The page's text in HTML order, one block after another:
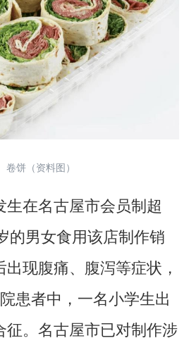
饼（资料图）
在名古屋市会员制超
的男女食用该店制作销
现腹痛、腹泻等症状，
患者中，一名小学生出
征。名古屋市已对制作涉